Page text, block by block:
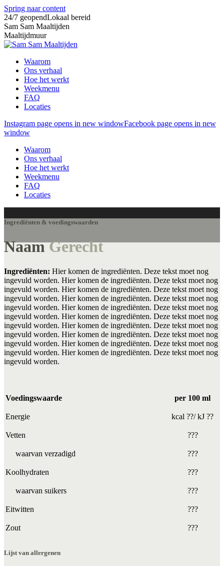
Spring naar content
24/7 geopendLokaal bereid
Sam Sam Maaltijden
Maaltijdmuur
Waarom
Ons verhaal
Hoe het werkt
Weekmenu
FAQ
Locaties
Instagram page opens in new windowFacebook page opens in new
window
Waarom
Ons verhaal
Hoe het werkt
Weekmenu
FAQ
Locaties
Ingrediënten & voedingswaarden
NaamGerecht
Ingrediënten: Hier komen de ingrediënten. Deze tekst moet nog
ingevuld worden. Hier komen de ingrediënten. Deze tekst moet nog
ingevuld worden. Hier komen de ingrediënten. Deze tekst moet nog
ingevuld worden. Hier komen de ingrediënten. Deze tekst moet nog
ingevuld worden. Hier komen de ingrediënten. Deze tekst moet nog
ingevuld worden. Hier komen de ingrediënten. Deze tekst moet nog
ingevuld worden. Hier komen de ingrediënten. Deze tekst moet nog
ingevuld worden. Hier komen de ingrediënten. Deze tekst moet nog
ingevuld worden. Hier komen de ingrediënten. Deze tekst moet nog
ingevuld worden. Hier komen de ingrediënten. Deze tekst moet nog
ingevuld worden.
Voedingswaarde per 100 ml
Energie kcal ??/ kJ ??
Vetten ???
waarvan verzadigd ???
Koolhydraten ???
waarvan suikers ???
Eitwitten ???
Zout ???
Lijst van allergenen